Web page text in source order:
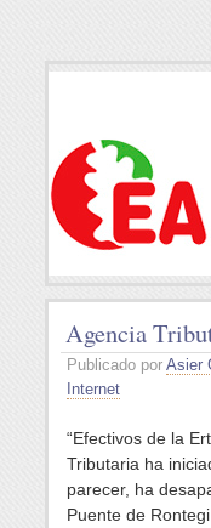
Agencia
Publicado por Asier
Internet
“Efectivos de la
Tributaria ha
parecer, ha
Puente de